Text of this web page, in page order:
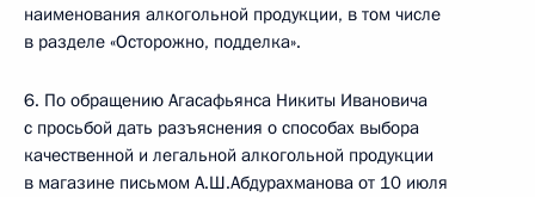
наименования алкогольной продукции, в том числе
в разделе «Осторожно, подделка».
6. По обращению Агасафьянса Никиты Ивановича
с просьбой дать разъяснения о способах выбора
качественной и легальной алкогольной продукции
в магазине письмом А.Ш.Абдурахманова от 10 июля